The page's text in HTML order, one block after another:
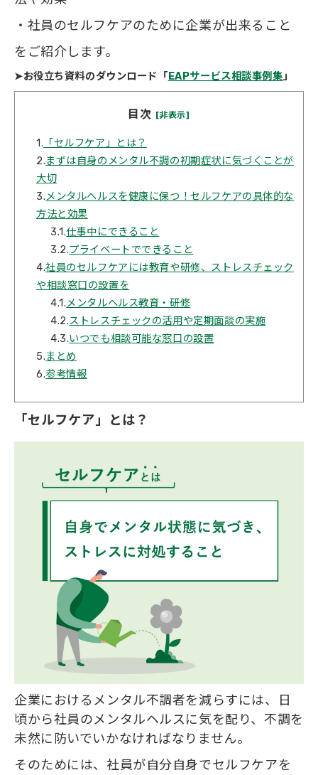
・社員のセルフケアのために企業が出来ること
をご紹介します。
➤お役立ち資料のダウンロード「 EAPサービス相談事例集」
目次 [非表示]
1. 「セルフケア」とは？
2.まずは自身のメンタル不調の初期症状に気づくことが
大切
3.メンタルヘルスを健康に保つ！セルフケアの具体的な
方法と効果
3.1.仕事中にできること
3.2.プライベートでできること
4.社員のセルフケアには教育や研修、ストレスチェック
や相談窓口の設置を
4.1.メンタルヘルス教育・研修
4.2.ストレスチェックの活用や定期面談の実施
4.3.いつでも相談可能な窓口の設置
5.まとめ
6.参考情報
「セルフケア」とは？
企業におけるメンタル不調者を減らすには、日
頃から社員のメンタルヘルスに気を配り、不調を
未然に防いでいかなければなりません。
そのためには、社員が自分自身でセルフケアを